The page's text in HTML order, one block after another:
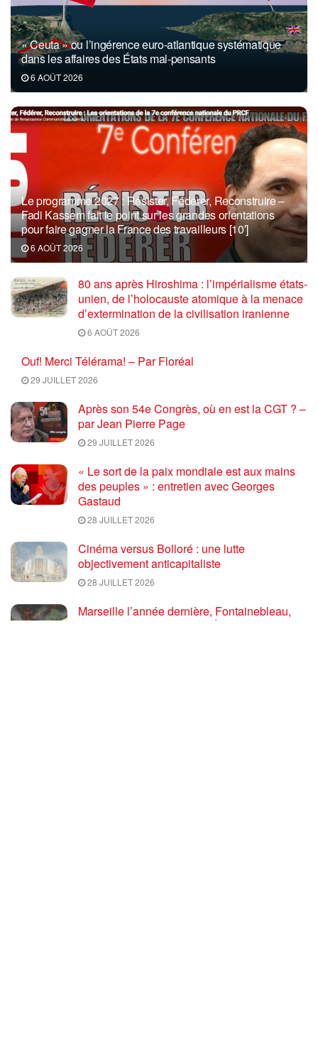
« Ceuta » ou l’ingérence euro-atlantique systématique
dans les affaires des États mal-pensants
6 AOÛT 2026
Le programme 2027 : Résister, Fédérer, Reconstruire –
Fadi Kassem fait le point sur les grandes orientations
pour faire gagner la France des travailleurs [10′]
6 AOÛT 2026
80 ans après Hiroshima : l’impérialisme états-
unien, de l’holocauste atomique à la menace
d’extermination de la civilisation iranienne
6 AOÛT 2026
Ouf! Merci Télérama! – Par Floréal
29 JUILLET 2026
Après son 54e Congrès, où en est la CGT ? –
par Jean Pierre Page
29 JUILLET 2026
« Le sort de la paix mondiale est aux mains
des peuples » : entretien avec Georges
Gastaud
28 JUILLET 2026
Cinéma versus Bolloré : une lutte
objectivement anticapitaliste
28 JUILLET 2026
Marseille l’année dernière, Fontainebleau,
Arcachon, la Drôme et les Écrins cette année